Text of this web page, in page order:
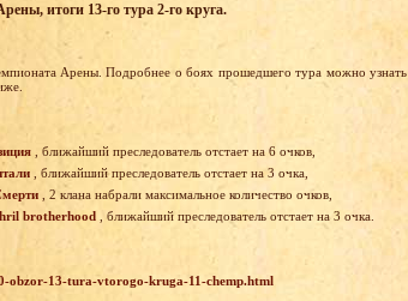
итоги 13-го тура 2-го круга.
Арены. Подробнее о боях прошедшего тура можно узнать
, ближайший преследователь отстает на 6 очков,
, ближайший преследователь отстает на 3 очка,
, 2 клана набрали максимальное количество очков,
brotherhood , ближайший преследователь отстает на 3 очка.
obzor-13-tura-vtorogo-kruga-11-chemp.html